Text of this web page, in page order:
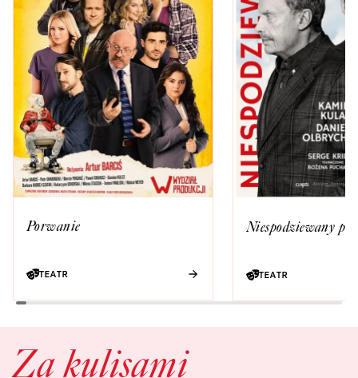
Porwanie
TEATR
Niespodziewany
TEATR
Za kulisami